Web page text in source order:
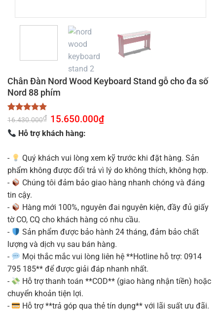
Chân Đàn Nord Wood Keyboard Stand gỗ cho đa số
Nord 88 phím
4.86trên 5
7
đánh giá
16.430.000₫ Giá
gốc
là:
16.430.000₫.
15.650.000₫Giá
Hỗ trợ khách hàng:
-
Quý khách vui lòng xem kỹ trước khi đặt hàng. Sản
phẩm không được đổi trả vì lý do không thích, không hợp.
-
Chúng tôi đảm bảo giao hàng nhanh chóng và đáng
tin cậy.
-
Hàng mới 100%, nguyên đai nguyên kiện, đầy đủ giấy
tờ CO, CQ cho khách hàng có nhu cầu.
-
Sản phẩm được bảo hành 24 tháng, đảm bảo chất
lượng và dịch vụ sau bán hàng.
-
Mọi thắc mắc vui lòng liên hệ **Hotline hỗ trợ: 0914
795 185** để được giải đáp nhanh nhất.
-
Hỗ trợ thanh toán **COD** (giao hàng nhận tiền) hoặc
chuyển khoản tiện lợi.
-
Hỗ trợ **trả góp qua thẻ tín dụng** với lãi suất ưu đãi.